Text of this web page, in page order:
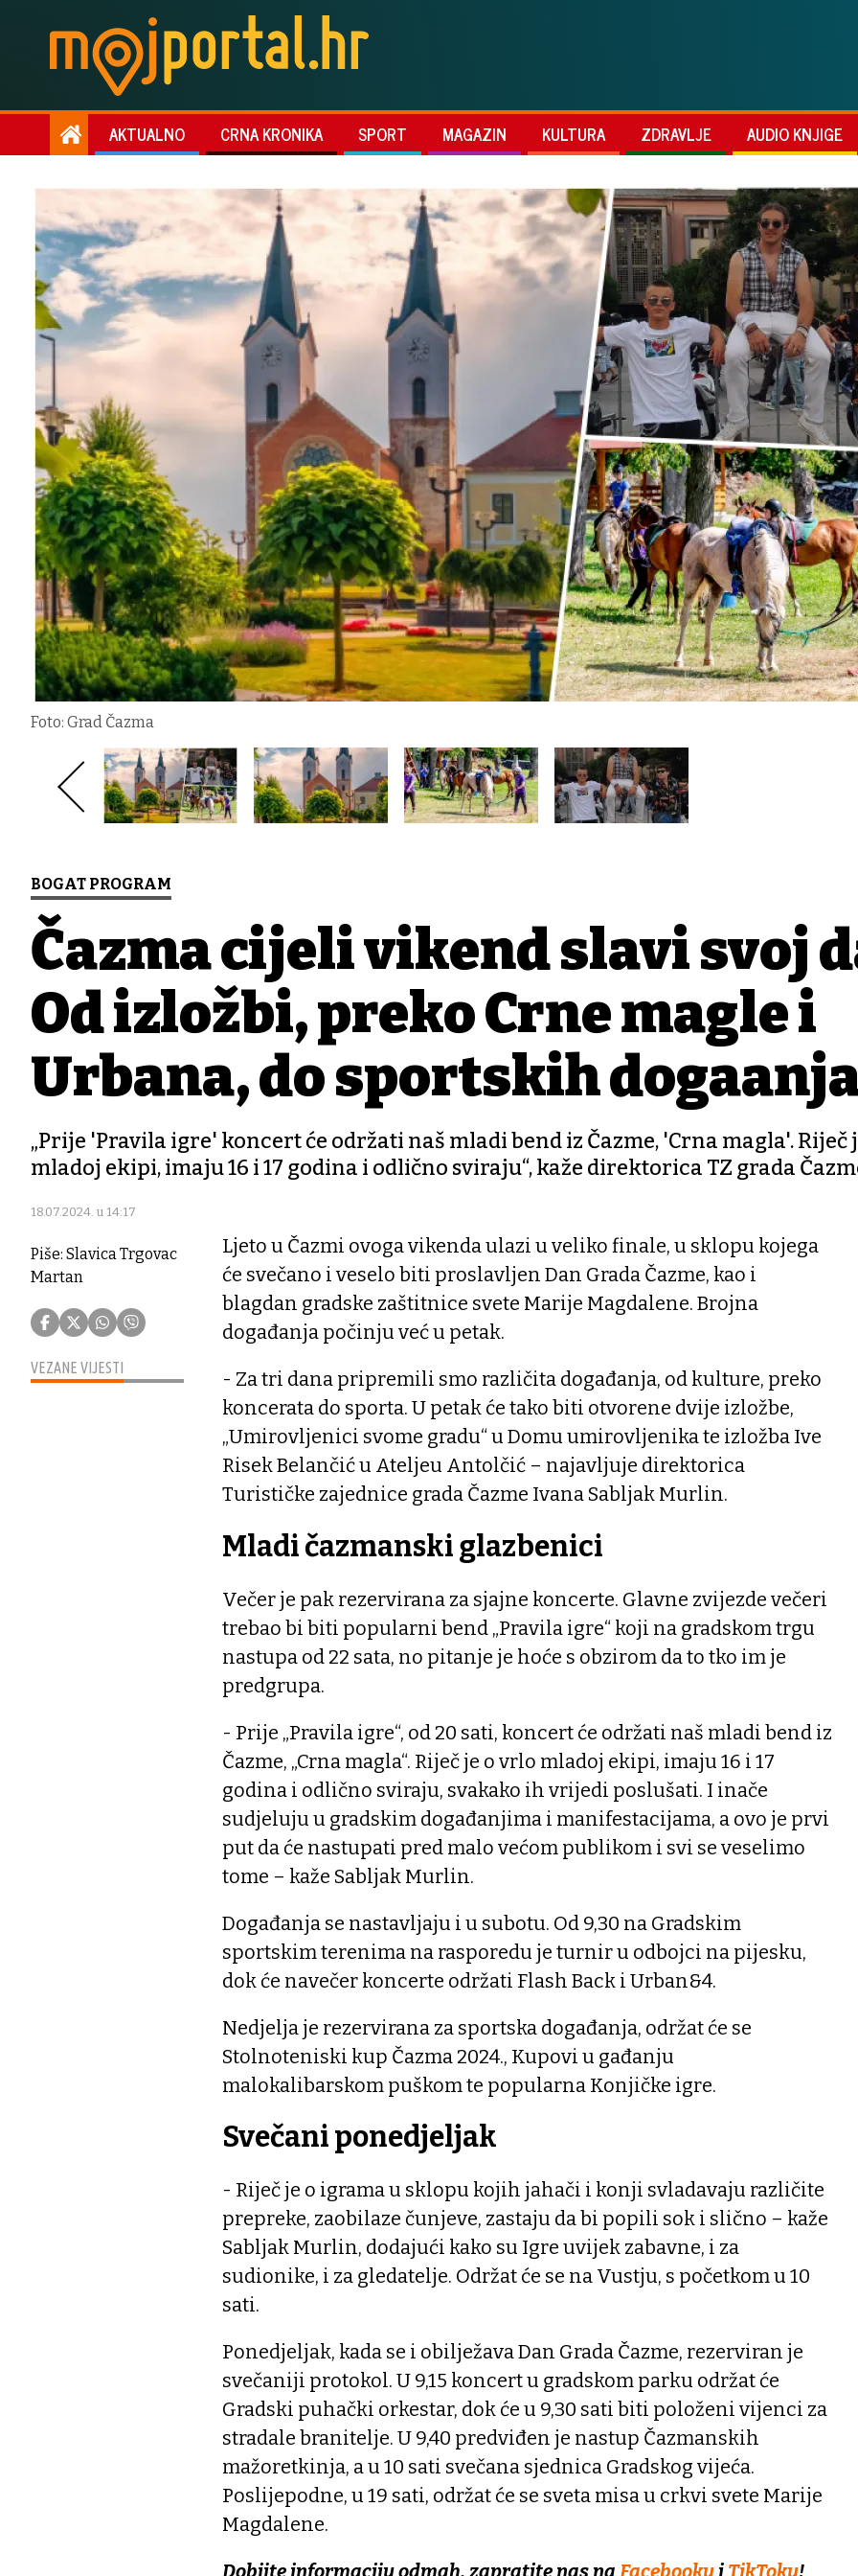
AKTUALNO CRNA KRONIKA SPORT MAGAZIN KULTURA ZDRAVLJE AUDIO KNJIGE
Foto: Grad Čazma
BOGAT PROGRAM
Čazma cijeli vikend slavi svoj
Od izložbi, preko Crne magle i
Urbana, do sportskih
„Prije 'Pravila igre' koncert će održati naš mladi bend iz Čazme, 'Crna magla'. Riječ
mladoj ekipi, imaju 16 i 17 godina i odlično sviraju“, kaže direktorica TZ grada
18.07.2024. u 14:17
Piše: Slavica Trgovac
Martan
VEZANE VIJESTI
Ljeto u Čazmi ovoga vikenda ulazi u veliko finale, u sklopu kojega
će svečano i veselo biti proslavljen Dan Grada Čazme, kao i
blagdan gradske zaštitnice svete Marije Magdalene. Brojna
događanja počinju već u petak.
- Za tri dana pripremili smo različita događanja, od kulture, preko
koncerata do sporta. U petak će tako biti otvorene dvije izložbe,
„Umirovljenici svome gradu“ u Domu umirovljenika te izložba Ive
Risek Belančić u Ateljeu Antolčić – najavljuje direktorica
Turističke zajednice grada Čazme Ivana Sabljak Murlin.
Mladi čazmanski glazbenici
Večer je pak rezervirana za sjajne koncerte. Glavne zvijezde večeri
trebao bi biti popularni bend „Pravila igre“ koji na gradskom trgu
nastupa od 22 sata, no pitanje je hoće s obzirom da to tko im je
predgrupa.
- Prije „Pravila igre“, od 20 sati, koncert će održati naš mladi bend iz
Čazme, „Crna magla“. Riječ je o vrlo mladoj ekipi, imaju 16 i 17
godina i odlično sviraju, svakako ih vrijedi poslušati. I inače
sudjeluju u gradskim događanjima i manifestacijama, a ovo je prvi
put da će nastupati pred malo većom publikom i svi se veselimo
tome – kaže Sabljak Murlin.
Događanja se nastavljaju i u subotu. Od 9,30 na Gradskim
sportskim terenima na rasporedu je turnir u odbojci na pijesku,
dok će navečer koncerte održati Flash Back i Urban&4.
Nedjelja je rezervirana za sportska događanja, održat će se
Stolnoteniski kup Čazma 2024., Kupovi u gađanju
malokalibarskom puškom te popularna Konjičke igre.
Svečani ponedjeljak
- Riječ je o igrama u sklopu kojih jahači i konji svladavaju različite
prepreke, zaobilaze čunjeve, zastaju da bi popili sok i slično – kaže
Sabljak Murlin, dodajući kako su Igre uvijek zabavne, i za
sudionike, i za gledatelje. Održat će se na Vustju, s početkom u 10
sati.
Ponedjeljak, kada se i obilježava Dan Grada Čazme, rezerviran je
svečaniji protokol. U 9,15 koncert u gradskom parku održat će
Gradski puhački orkestar, dok će u 9,30 sati biti položeni vijenci za
stradale branitelje. U 9,40 predviđen je nastup Čazmanskih
mažoretkinja, a u 10 sati svečana sjednica Gradskog vijeća.
Poslijepodne, u 19 sati, održat će se sveta misa u crkvi svete Marije
Magdalene.